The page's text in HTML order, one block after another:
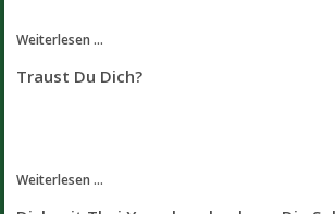
Weiterlesen ...
Traust Du Dich?
Weiterlesen ...